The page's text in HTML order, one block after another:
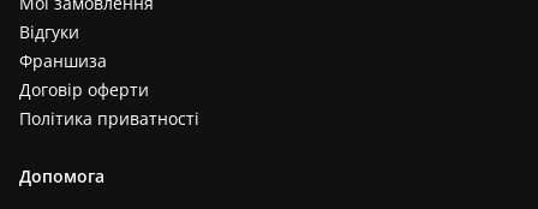
Відгуки
Франшиза
Договір оферти
Політика приватності
Допомога